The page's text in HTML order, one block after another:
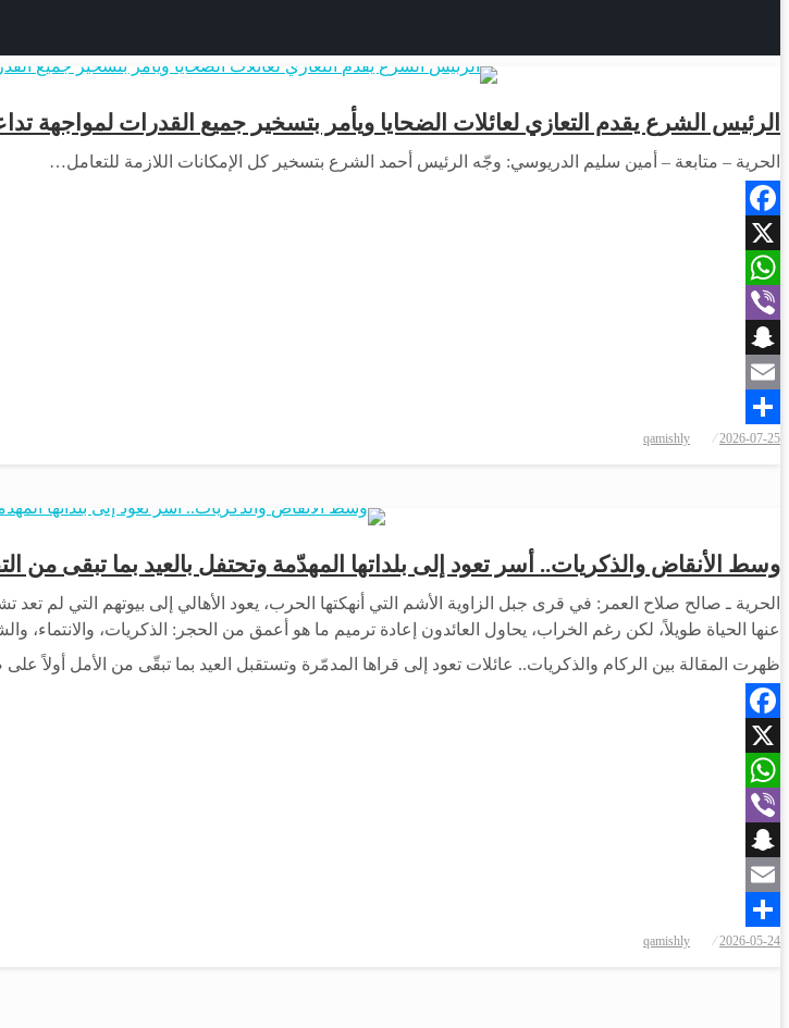
الرئيس الشرع يقدم التعازي لعائلات الضحايا ويأمر بتسخير جميع القدرات لمواجهة
الحرية – متابعة – أمين سليم الدريوسي: وجّه الرئيس أحمد الشرع بتسخير كل الإمكانات اللازمة للتعامل…
Facebook
X
WhatsApp
Viber
Snapchat
Email
Share
نُشر
في
2026-07-25
qamishly
وسط الأنقاض والذكريات.. أسر تعود إلى بلداتها المهدّمة وتحتفل بالعيد بما تبقى من
الحرية ـ صالح صلاح العمر: في قرى جبل الزاوية الأشم التي أنهكتها الحرب، يعود الأهالي إلى بيوتهم التي لم
عنها الحياة طويلاً، لكن رغم الخراب، يحاول العائدون إعادة ترميم ما هو أعمق من الحجر: الذكريات، والانتماء،
ظهرت المقالة بين الركام والذكريات.. عائلات تعود إلى قراها المدمّرة وتستقبل العيد بما تبقّى من الأمل أولاً
Facebook
X
WhatsApp
Viber
Snapchat
Email
Share
في
2026-05-24
qamishly